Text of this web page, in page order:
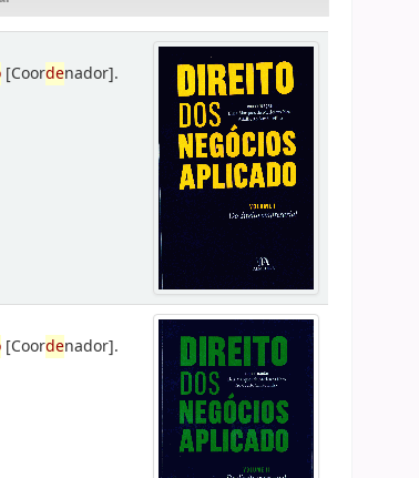
[Coordenador].
[Coordenador].